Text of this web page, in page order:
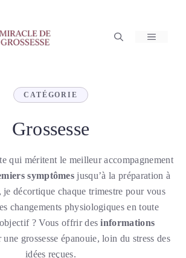
MENU
CATÉGORIE
Grossesse
qui méritent le meilleur accompagnement
symptômes jusqu’à la préparation à
je décortique chaque trimestre pour vous
changements physiologiques en toute
? Vous offrir desinformations
une grossesse épanouie, loin du stress des
idées reçues.